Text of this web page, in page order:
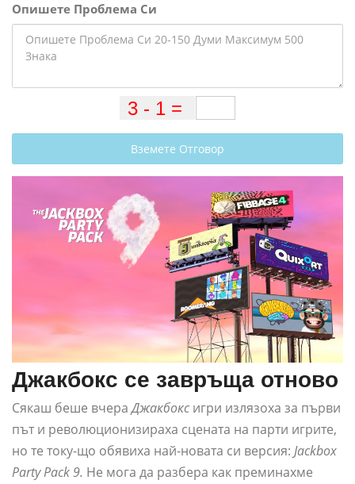
Опишете Проблема Си
Вземете Отговор
Джакбокс се завръща отново
Сякаш беше вчераДжакбокс игри излязоха за първи
път и революционизираха сцената на парти игрите,
но те току-що обявиха най-новата си версия: Jackbox
Party Pack 9. Не мога да разбера как преминахме